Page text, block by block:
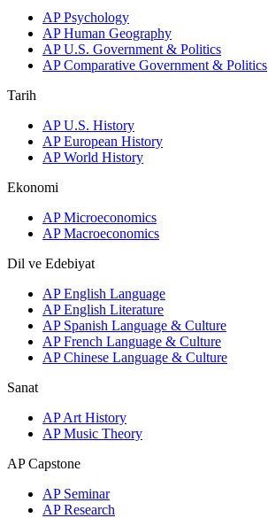
AP Psychology
AP Human Geography
AP U.S. Government & Politics
AP Comparative Government & Politics
Tarih
AP U.S. History
AP European History
AP World History
Ekonomi
AP Microeconomics
AP Macroeconomics
Dil ve Edebiyat
AP English Language
AP English Literature
AP Spanish Language & Culture
AP French Language & Culture
AP Chinese Language & Culture
Sanat
AP Art History
AP Music Theory
AP Capstone
AP Seminar
AP Research